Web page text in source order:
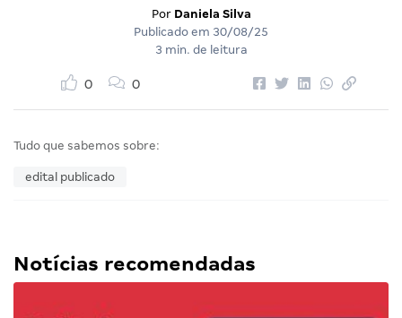
Por Daniela Silva
Publicado em 30/08/25
3 min. de leitura
0 0
Tudo que sabemos sobre:
edital publicado
Notícias recomendadas